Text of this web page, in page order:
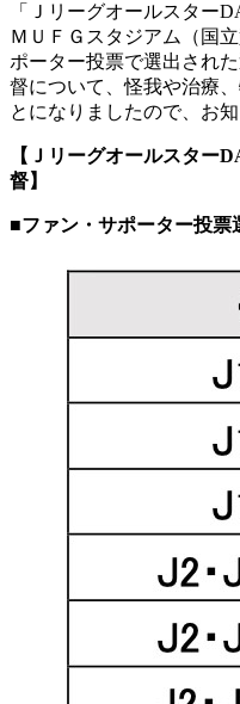
「Ｊリーグオールスター
ＭＵＦＧスタジアム（国
ポーター投票で選出され
督について、怪我や治療
とになりましたので、お
【Ｊリーグオールスター
督】
■ファン・サポーター投票